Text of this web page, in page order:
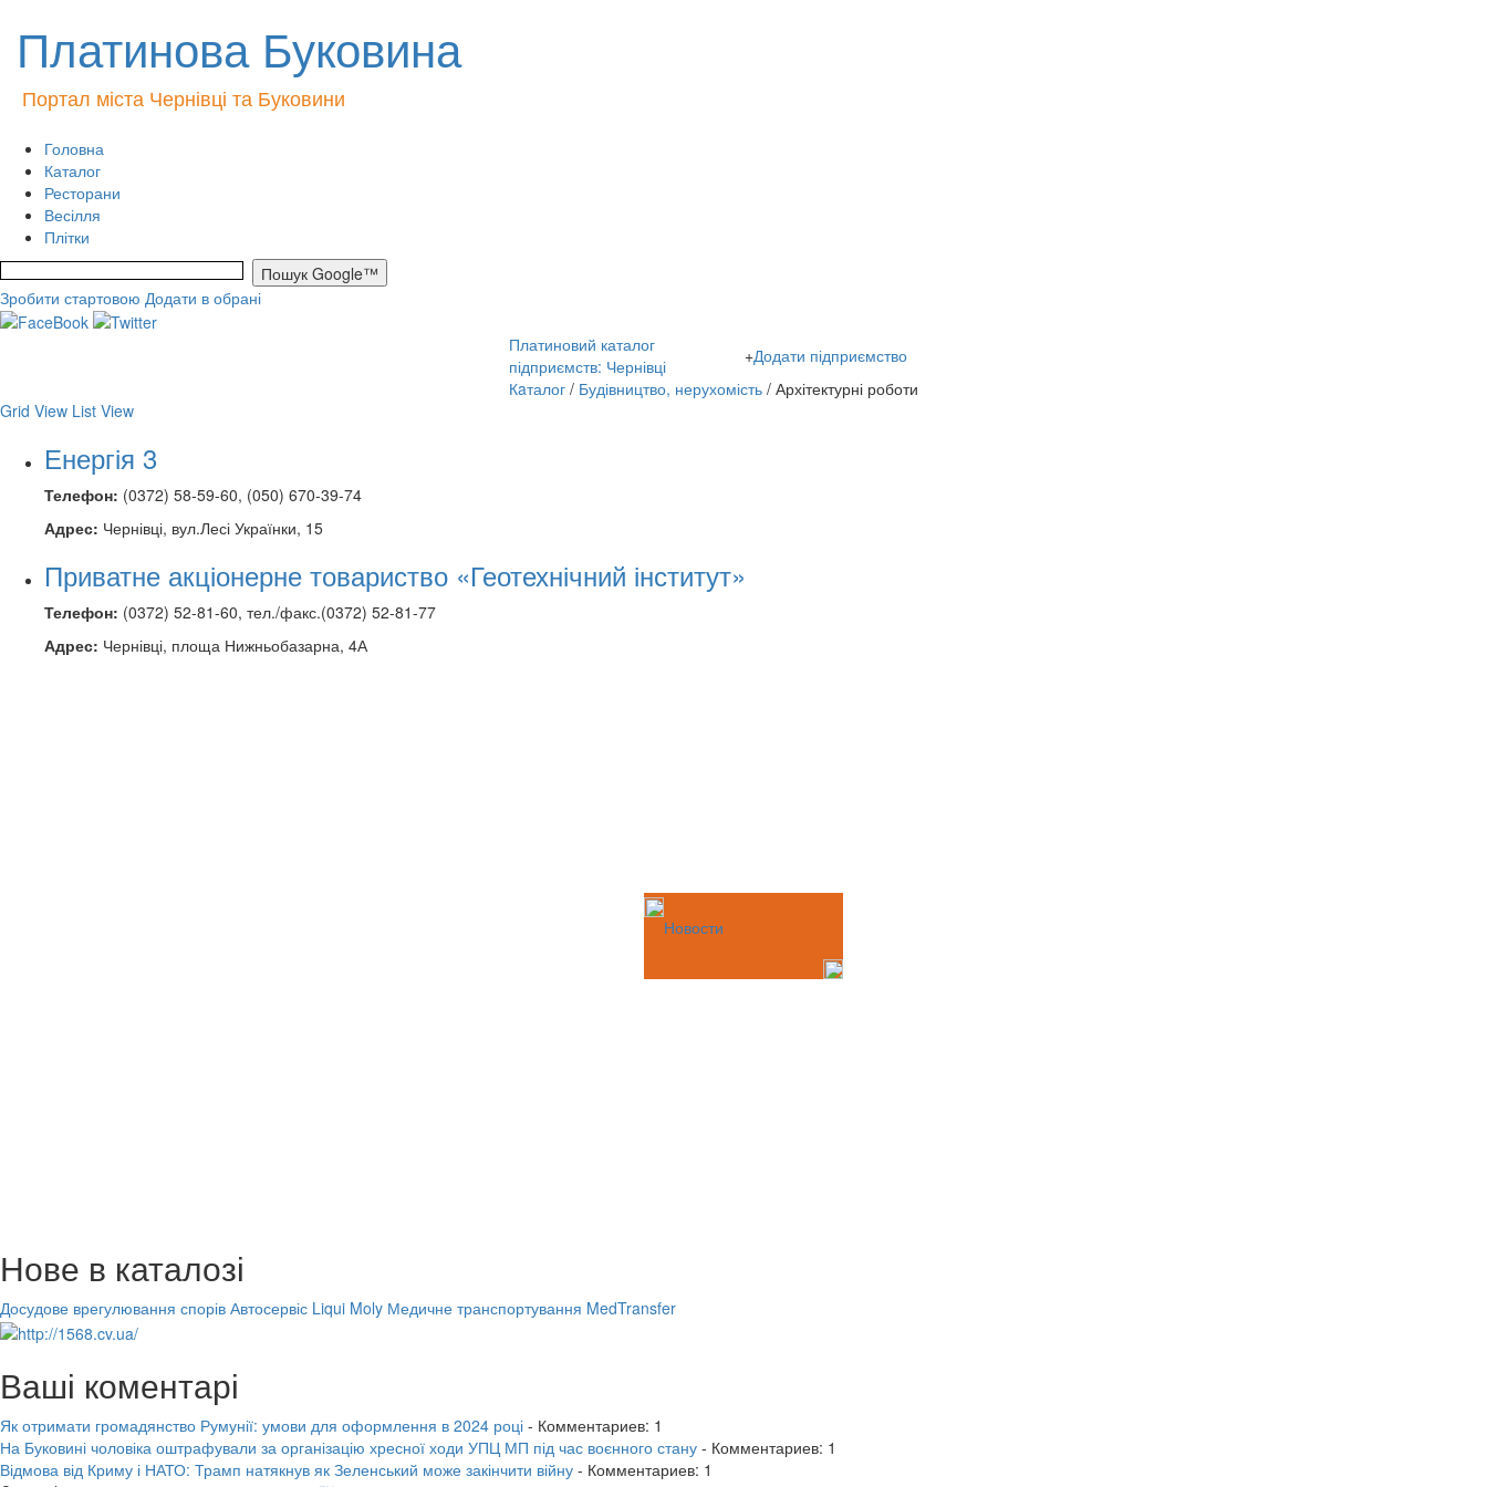
Платинова Буковина
Портал міста Чернівці та Буковини
Головна
Каталог
Ресторани
Весілля
Плітки
Зробити стартовою Додати в обрані
Платиновий каталог
підприємств: Чернівці
+Додати підприємство
Кaталог/ Будівництво, нерухомість / Архітектурні роботи
Grid View List View
Енергія 3
Телефон: (0372) 58-59-60, (050) 670-39-74
Адрес: Чернівці, вул.Лесі Українки, 15
Приватне акціонерне товариство «Геотехнічний інститут»
Телефон: (0372) 52-81-60, тел./факс.(0372) 52-81-77
Адрес: Чернівці, площа Нижньобазарна, 4А
Новости
Нове в каталозі
Досудове врегулювання спорів Автосервіс Liqui Moly Медичне транспортування MedTransfer
Ваші коментарі
Як отримати громадянство Румунії: умови для оформлення в 2024 році - Комментариев: 1
На Буковині чоловіка оштрафували за організацію хресної ходи УПЦ МП під час воєнного стану - Комментариев: 1
Відмова від Криму і НАТО: Трамп натякнув як Зеленський може закінчити війну - Комментариев: 1